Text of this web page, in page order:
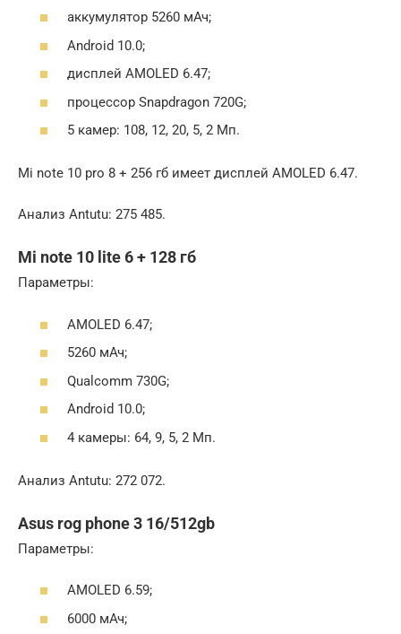
аккумулятор 5260 мАч;
Android 10.0;
дисплей AMOLED 6.47;
процессор Snapdragon 720G;
5 камер: 108, 12, 20, 5, 2 Мп.
Mi note 10 pro 8 + 256 гб имеет дисплей AMOLED 6.47.
Анализ Antutu: 275 485.
Mi note 10 lite 6 + 128 гб
Параметры:
AMOLED 6.47;
5260 мАч;
Qualcomm 730G;
Android 10.0;
4 камеры: 64, 9, 5, 2 Мп.
Анализ Antutu: 272 072.
Asus rog phone 3 16/512gb
Параметры:
AMOLED 6.59;
6000 мАч;